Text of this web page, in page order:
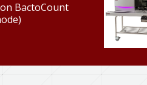
BactoCount